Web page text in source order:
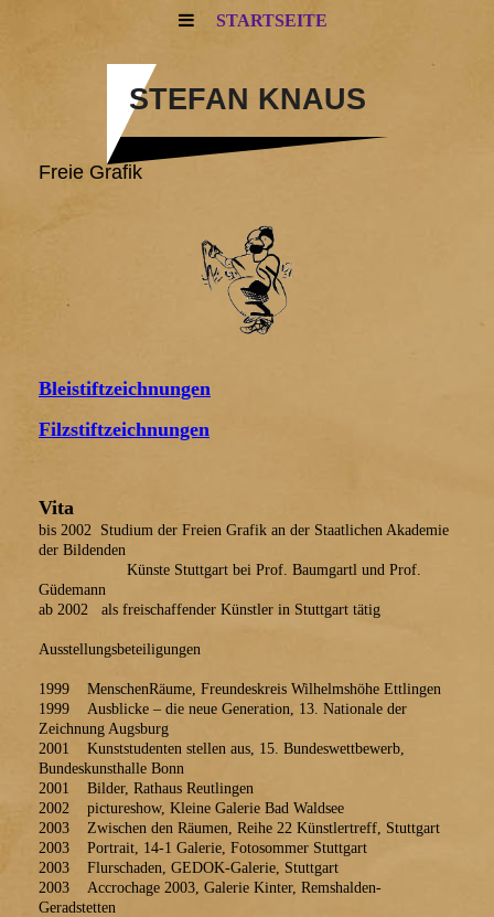
STARTSEITE
STEFAN KNAUS
Freie Grafik
Bleistiftzeichnungen
Filzstiftzeichnungen
Vita
bis 2002 Studium der Freien Grafik an der Staatlichen Akademie
der Bildenden
Künste Stuttgart bei Prof. Baumgartl und Prof.
Güdemann
ab 2002 als freischaffender Künstler in Stuttgart tätig
Ausstellungsbeteiligungen
1999 MenschenRäume, Freundeskreis Wilhelmshöhe Ettlingen
1999 Ausblicke – die neue Generation, 13. Nationale der
Zeichnung Augsburg
2001 Kunststudenten stellen aus, 15. Bundeswettbewerb,
Bundeskunsthalle Bonn
2001 Bilder, Rathaus Reutlingen
2002 pictureshow, Kleine Galerie Bad Waldsee
2003 Zwischen den Räumen, Reihe 22 Künstlertreff, Stuttgart
2003 Portrait, 14-1 Galerie, Fotosommer Stuttgart
2003 Flurschaden, GEDOK-Galerie, Stuttgart
2003 Accrochage 2003, Galerie Kinter, Remshalden-
Geradstetten